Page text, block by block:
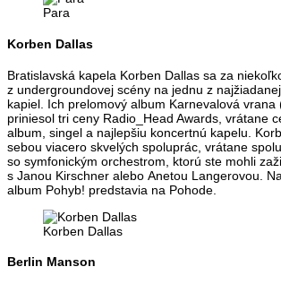
Para
Korben Dallas
Bratislavská kapela Korben Dallas sa za
z undergroundovej scény na jednu z
kapiel. Ich prelomový album Karnevalová vrana
priniesol tri ceny Radio_Head Awards, vrátane
album, singel a najlepšiu koncertnú kapelu.
sebou viacero skvelých spoluprác, vrátane
so symfonickým orchestrom, ktorú ste mohli
s Janou Kirschner alebo Anetou Langerovou.
album Pohyb! predstavia na Pohode.
Korben Dallas
Berlin Manson